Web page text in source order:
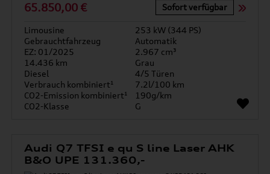
65.850,00 € Sofort verfügbar
Limousine
253 kW (344 PS)
Gebrauchtfahrzeug
Automatik
EZ: 01/2025
2.967 cm³
14.436 km
Grau
Diesel
4/5 Türen
Verbrauch kombiniert¹
7.2l/100 km
CO2-Emission kombiniert¹
190g/km
CO2-Klasse
G
Audi Q7 TFSI e qu S line Laser AHK
B&O UPE 131.360,-